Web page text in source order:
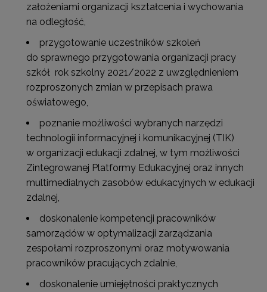
założeniami organizacji kształcenia i wychowania
na odległość,
przygotowanie uczestników szkoleń
do sprawnego przygotowania organizacji pracy
szkół rok szkolny 2021/2022 z uwzględnieniem
rozproszonych zmian w przepisach prawa
oświatowego,
poznanie możliwości wybranych narzędzi
technologii informacyjnej i komunikacyjnej (TIK)
w organizacji edukacji zdalnej, w tym możliwości
Zintegrowanej Platformy Edukacyjnej oraz innych
multimedialnych zasobów edukacyjnych w edukacji
zdalnej,
doskonalenie kompetencji pracowników
samorządów w optymalizacji zarządzania
zespołami rozproszonymi oraz motywowania
pracowników pracujących zdalnie,
doskonalenie umiejętności praktycznych